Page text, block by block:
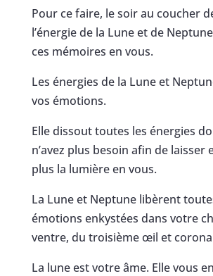
Pour ce faire, le soir au coucher
l’énergie de la Lune et de
ces mémoires en vous.
Les énergies de la Lune et
vos émotions.
Elle dissout toutes les énergies
n’avez plus besoin afin de laisser
plus la lumière en vous.
La Lune et Neptune libèrent
émotions enkystées dans votre
ventre, du troisième œil et
La lune est votre âme. Elle vous